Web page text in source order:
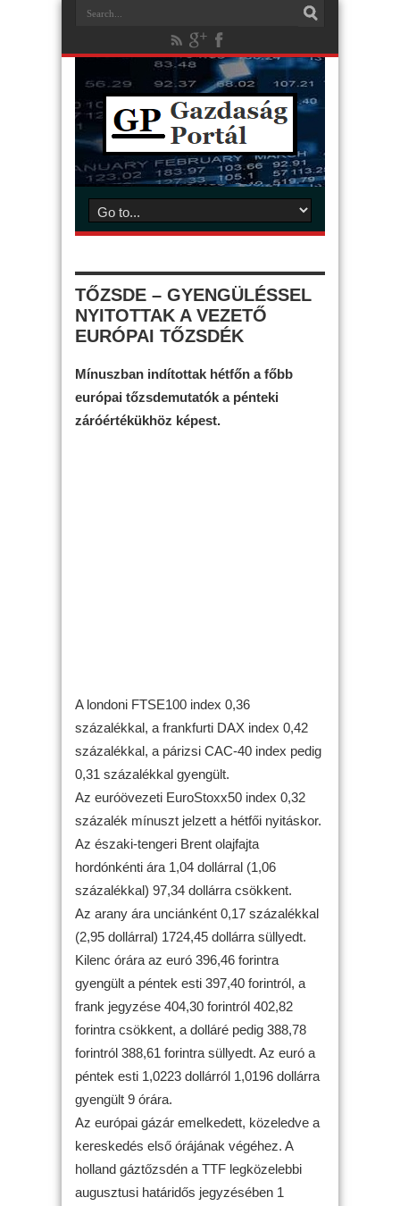
TŐZSDE – GYENGÜLÉSSEL
NYITOTTAK A VEZETŐ
EURÓPAI TŐZSDÉK
Mínuszban indítottak hétfőn a főbb
európai tőzsdemutatók a pénteki
záróértékükhöz képest.
A londoni FTSE100 index 0,36
százalékkal, a frankfurti DAX index 0,42
százalékkal, a párizsi CAC-40 index pedig
0,31 százalékkal gyengült.
Az euróövezeti EuroStoxx50 index 0,32
százalék mínuszt jelzett a hétfői nyitáskor.
Az északi-tengeri Brent olajfajta
hordónkénti ára 1,04 dollárral (1,06
százalékkal) 97,34 dollárra csökkent.
Az arany ára unciánként 0,17 százalékkal
(2,95 dollárral) 1724,45 dollárra süllyedt.
Kilenc órára az euró 396,46 forintra
gyengült a péntek esti 397,40 forintról, a
frank jegyzése 404,30 forintról 402,82
forintra csökkent, a dolláré pedig 388,78
forintról 388,61 forintra süllyedt. Az euró a
péntek esti 1,0223 dollárról 1,0196 dollárra
gyengült 9 órára.
Az európai gázár emelkedett, közeledve a
kereskedés első órájának végéhez. A
holland gáztőzsdén a TTF legközelebbi
augusztusi határidős jegyzésében 1